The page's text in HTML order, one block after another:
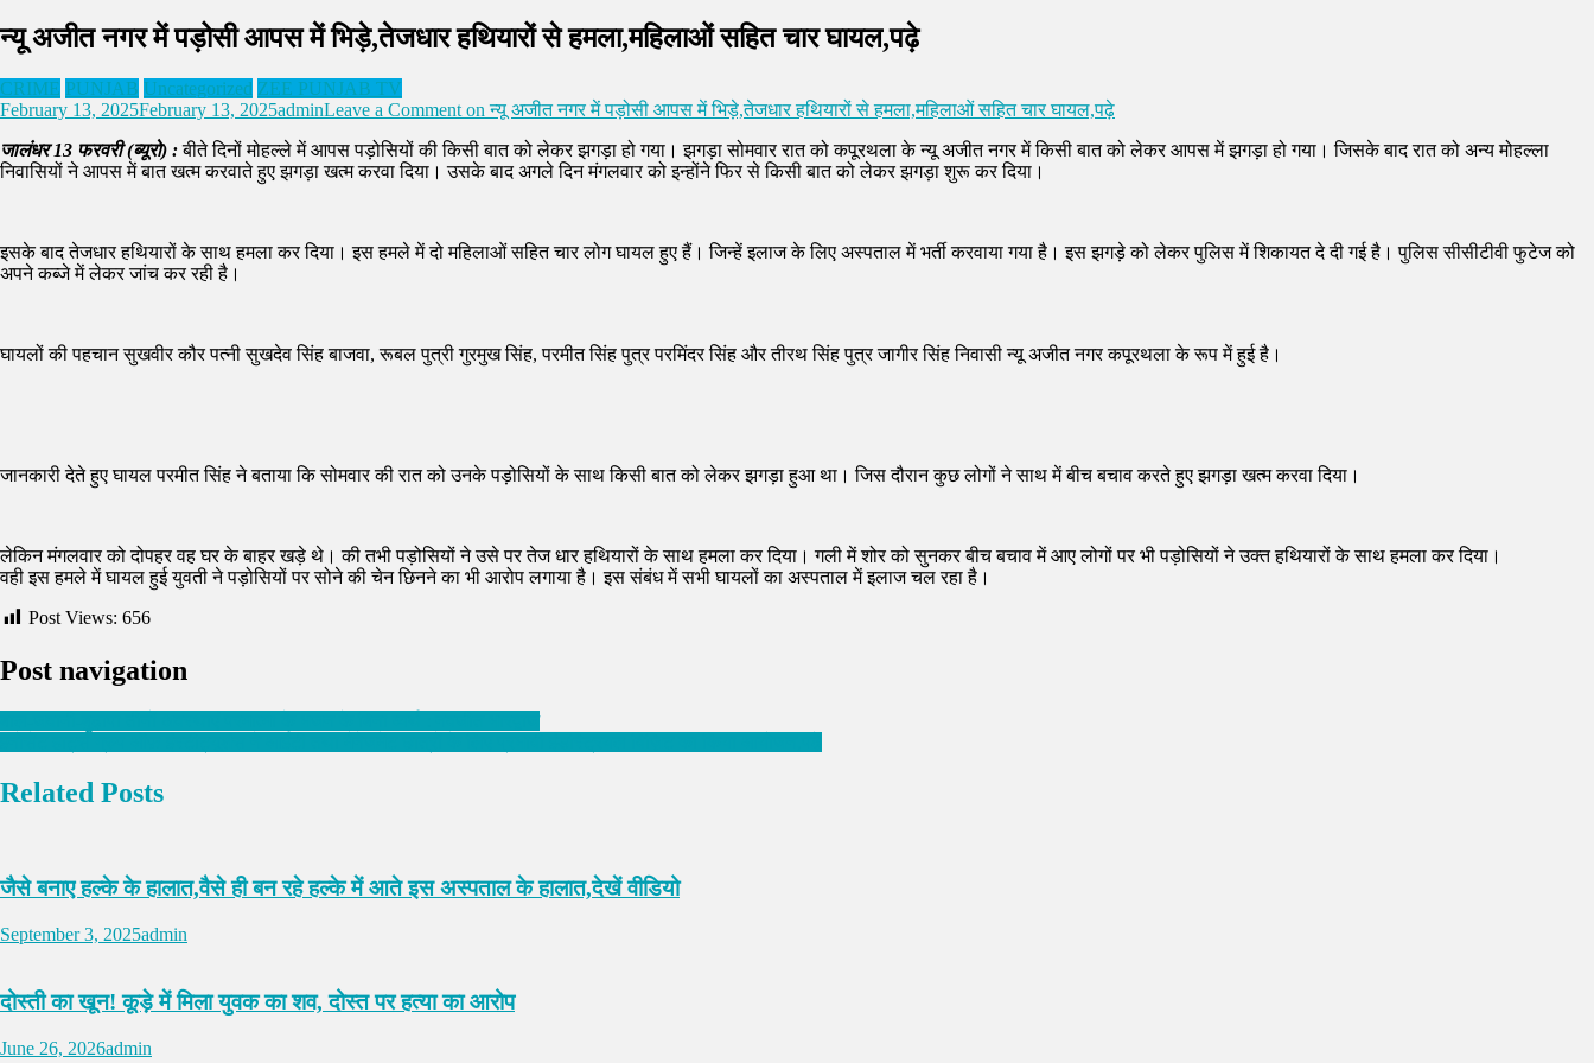
न्यू अजीत नगर में पड़ोसी आपस में भिड़े,तेजधार हथियारों से हमला,महिलाओं सहित चार घायल,पढ़े
CRIME PUNJAB Uncategorized ZEE PUNJAB TV
February 13, 2025February 13, 2025adminLeave a Comment on न्यू अजीत नगर में पड़ोसी आपस में भिड़े,तेजधार हथियारों से हमला,महिलाओं सहित चार घायल,पढ़े
जालंधर 13 फरवरी (ब्यूरो) :बीते दिनों मोहल्ले में आपस पड़ोसियों की किसी बात को लेकर झगड़ा हो गया। झगड़ा सोमवार रात को कपूरथला के न्यू अजीत नगर में किसी बात को लेकर आपस में झगड़ा हो गया। जिसके बाद रात को अन्य मोहल्ला
निवासियों ने आपस में बात खत्म करवाते हुए झगड़ा खत्म करवा दिया। उसके बाद अगले दिन मंगलवार को इन्होंने फिर से किसी बात को लेकर झगड़ा शुरू कर दिया।
इसके बाद तेजधार हथियारों के साथ हमला कर दिया। इस हमले में दो महिलाओं सहित चार लोग घायल हुए हैं। जिन्हें इलाज के लिए अस्पताल में भर्ती करवाया गया है। इस झगड़े को लेकर पुलिस में शिकायत दे दी गई है। पुलिस सीसीटीवी फुटेज को
अपने कब्जे में लेकर जांच कर रही है।
घायलों की पहचान सुखवीर कौर पत्नी सुखदेव सिंह बाजवा, रूबल पुत्री गुरमुख सिंह, परमीत सिंह पुत्र परमिंदर सिंह और तीरथ सिंह पुत्र जागीर सिंह निवासी न्यू अजीत नगर कपूरथला के रूप में हुई है।
जानकारी देते हुए घायल परमीत सिंह ने बताया कि सोमवार की रात को उनके पड़ोसियों के साथ किसी बात को लेकर झगड़ा हुआ था। जिस दौरान कुछ लोगों ने साथ में बीच बचाव करते हुए झगड़ा खत्म करवा दिया।
लेकिन मंगलवार को दोपहर वह घर के बाहर खड़े थे। की तभी पड़ोसियों ने उसे पर तेज धार हथियारों के साथ हमला कर दिया। गली में शोर को सुनकर बीच बचाव में आए लोगों पर भी पड़ोसियों ने उक्त हथियारों के साथ हमला कर दिया।
वही इस हमले में घायल हुई युवती ने पड़ोसियों पर सोने की चेन छिनने का भी आरोप लगाया है। इस संबंध में सभी घायलों का अस्पताल में इलाज चल रहा है।
Post Views: 656
Post navigation
Related Posts
जैसे बनाए हल्के के हालात,वैसे ही बन रहे हल्के में आते इस अस्पताल के हालात,देखें वीडियो
September 3, 2025admin
दोस्ती का खून! कूड़े में मिला युवक का शव, दोस्त पर हत्या का आरोप
June 26, 2026admin